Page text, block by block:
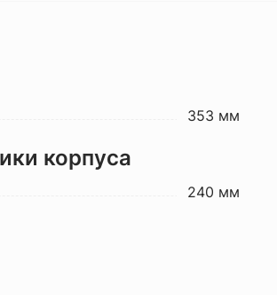
353 мм
корпуса
240 мм